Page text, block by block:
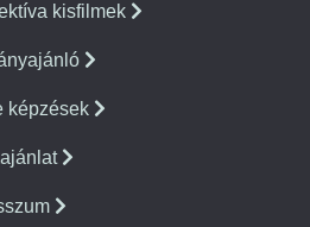
kisfilmek
képzések